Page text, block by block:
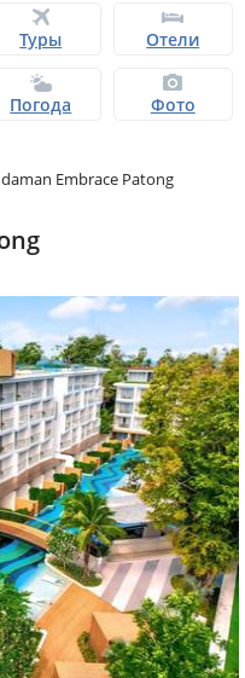
Туры Отели
Погода Фото
Embrace Patong